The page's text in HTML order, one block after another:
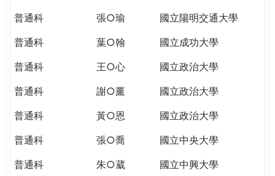
格。r
e
普通科
張○瑜
國立陽明交通大學
普通科
葉○翰
國立成功大學
普通科
王○心
國立政治大學
普通科
謝○薰
國立政治大學
普通科
黃○恩
國立政治大學
普通科
張○喬
國立中央大學
普通科
朱○葳
國立中興大學